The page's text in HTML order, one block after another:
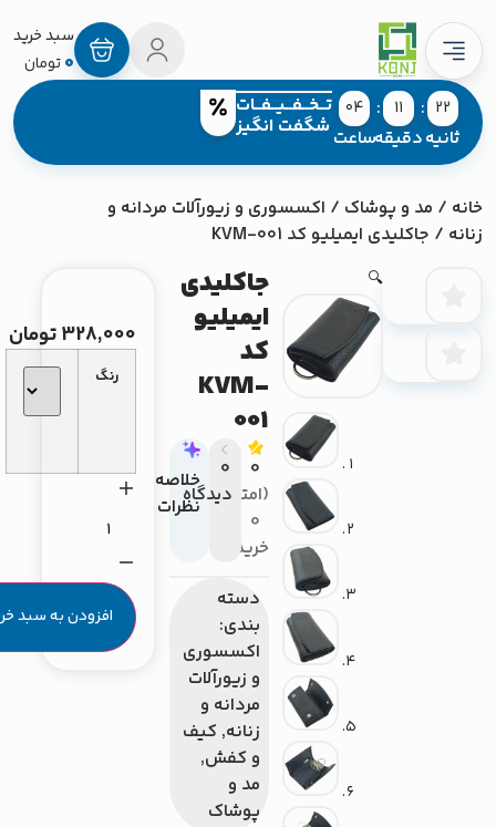
0تومان
04
ساعت
11
دقیقه
22 تــخــفــیــفــات
شگفت انگیز
/مد و پوشاک/اکسسوری و زیورآلات مردانه و
/ جاکلیدی ایمیلیو کد KVM-001
جاکلیدی
ایمیلیو
کد
KVM-
001
0
(امتیاز
0
خریدار}
0
دیدگاه
خلاصه
نظرات
دسته
بندی:
اکسسوری
و زیورآلات
مردانه و
,کیف
و کفش,
مد و
پوشاک
328,000تومان
افزودن به سبد خرید